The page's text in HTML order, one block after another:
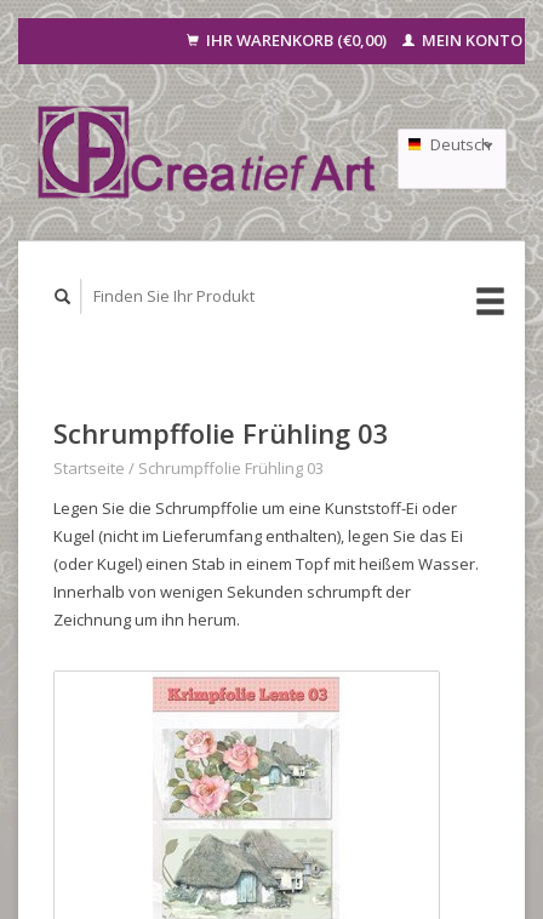
IHR WARENKORB (€0,00) MEIN KONTO
Deutsch
Nederlands
Schrumpffolie Frühling 03
Startseite / Schrumpffolie Frühling 03
Legen Sie die Schrumpffolie um eine Kunststoff-Ei oder
Kugel (nicht im Lieferumfang enthalten), legen Sie das Ei
(oder Kugel) einen Stab in einem Topf mit heißem Wasser.
Innerhalb von wenigen Sekunden schrumpft der
Zeichnung um ihn herum.